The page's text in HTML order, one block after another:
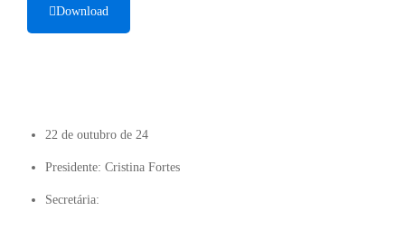
Download
22 de outubro de 24
Presidente: Cristina Fortes
Secretária: